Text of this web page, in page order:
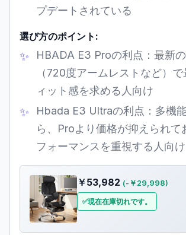
プデートされている
選び方のポイント:
HBADA E3 Proの利点：最新
（720度アームレストなど）
ィット感を求める人向け
Hbada E3 Ultraの利点：多機
ら、Proより価格が抑えられて
フォーマンスを重視する人向け
￥53,982 (-￥29,998)
現在在庫切れです。